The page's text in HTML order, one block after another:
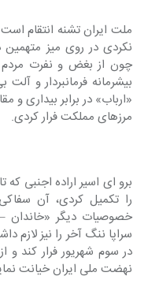
نکردی در روی میز متهمین
«ارباب» در برابر بیداری
مرزهای مملکت فرار کردی.
را تکمیل کردی، آن
سراپا ننگ آخر را نیز لازم
در سوم شهریور فرار کند و
نهضت ملی ایران خیانت